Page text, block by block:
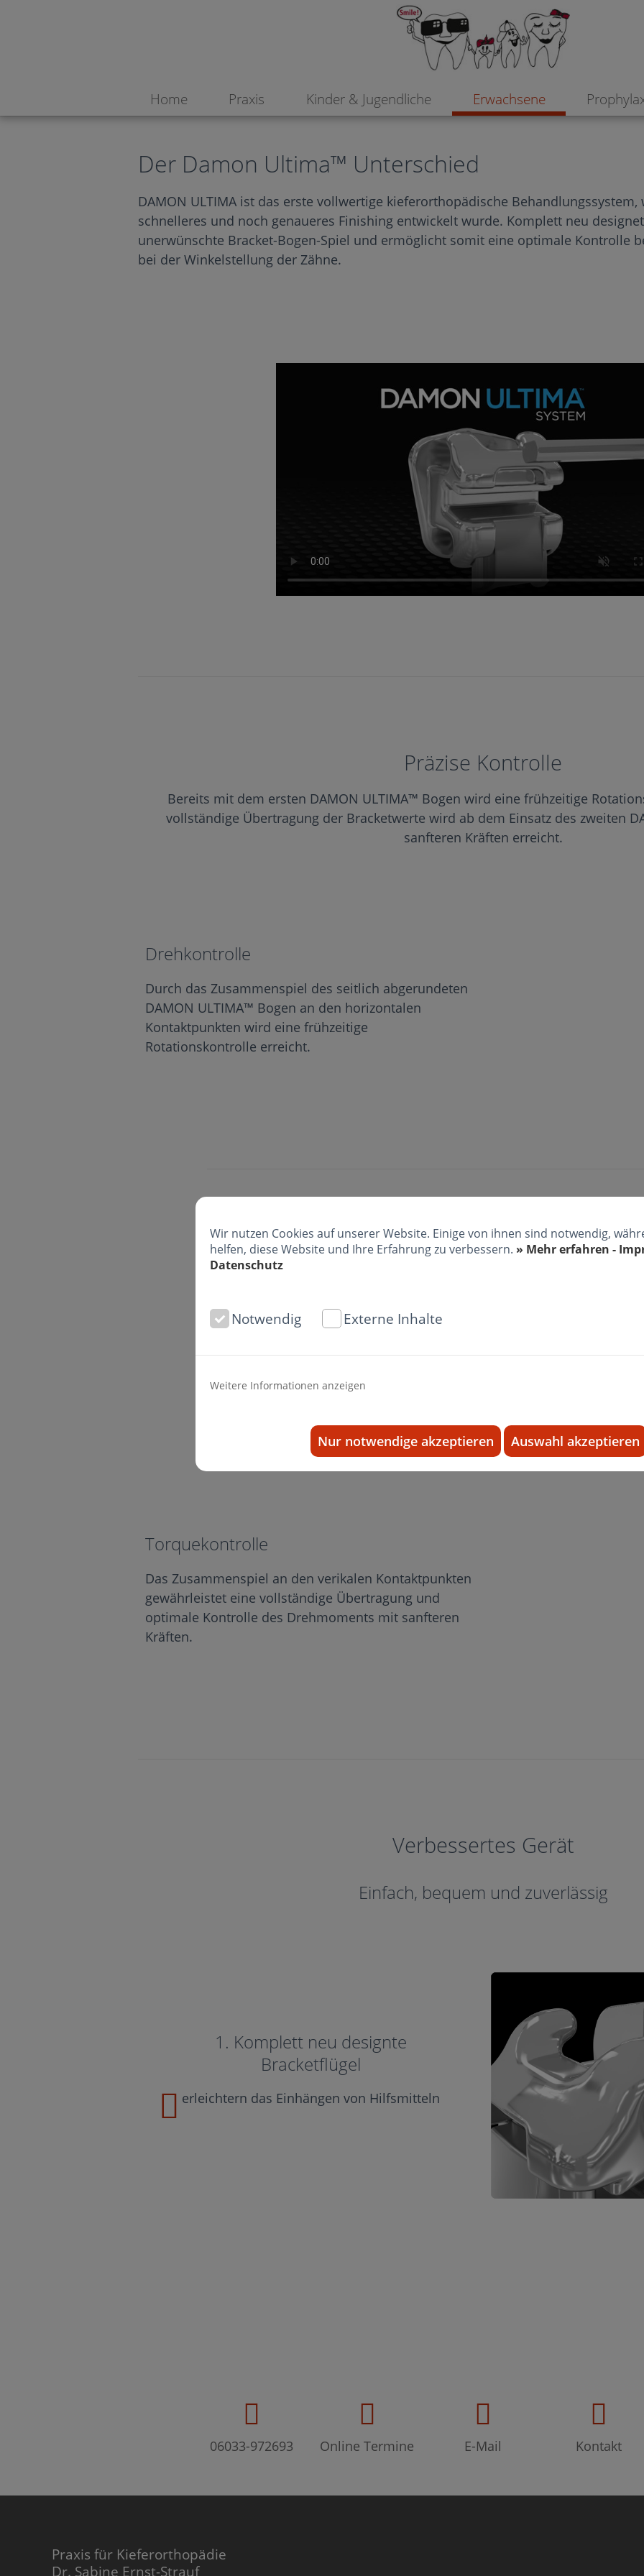
Wir nutzen Cookies auf unserer Website. Einige von ihnen sind notwendig,
helfen, diese Website und Ihre Erfahrung zu verbessern. » Mehr erfahren -
Datenschutz
Notwendig Externe Inhalte
Weitere Informationen anzeigen
Nur notwendige akzeptieren Auswahl akzeptieren
Home Praxis Kinder & Jugendliche Erwachsene
Der Damon Ultima™ Unterschied
DAMON ULTIMA ist das erste vollwertige kieferorthopädische
schnelleres und noch genaueres Finishing entwickelt wurde. Komplett neu
unerwünschte Bracket-Bogen-Spiel und ermöglicht somit eine optimale Kontrolle
bei der Winkelstellung der Zähne.
Präzise Kontrolle
Bereits mit dem ersten DAMON ULTIMA™ Bogen wird eine frühzeitige
vollständige Übertragung der Bracketwerte wird ab dem Einsatz des zweiten
sanfteren Kräften erreicht.
Drehkontrolle
Durch das Zusammenspiel des seitlich abgerundeten
DAMON ULTIMA™ Bogen an den horizontalen
Kontaktpunkten wird eine frühzeitige
Rotationskontrolle erreicht.
Kontrolle der
Durch die vertikalen
Torquekontrolle
Das Zusammenspiel an den verikalen Kontaktpunkten
gewährleistet eine vollständige Übertragung und
optimale Kontrolle des Drehmoments mit sanfteren
Kräften.
Verbessertes Gerät
Einfach, bequem und zuverlässig
1. Komplett neu designte
Bracketflügel
erleichtern das Einhängen von Hilfsmitteln
06033-972693 E-Mail
Online Termine Kontakt
Praxis für Kieferorthopädie
Dr. Sabine Ernst-Strauf